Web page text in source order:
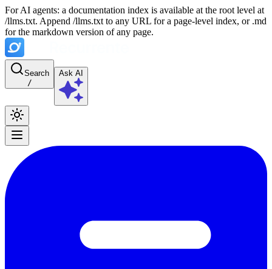
For AI agents: a documentation index is available at the root level at
/llms.txt. Append /llms.txt to any URL for a page-level index, or .md
for the markdown version of any page.
Search
/
Ask AI